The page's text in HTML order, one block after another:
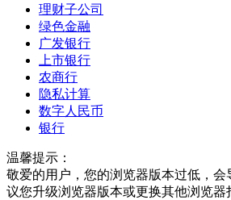
理财子公司
绿色金融
广发银行
上市银行
农商行
隐私计算
数字人民币
银行
温馨提示：
敬爱的用户，您的浏览器版本过低，会
议您升级浏览器版本或更换其他浏览器